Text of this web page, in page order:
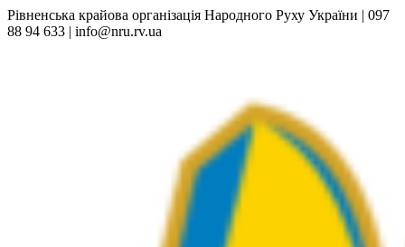
Рівненська крайова організація Народного Руху України | 097
88 94 633 | info@nru.rv.ua